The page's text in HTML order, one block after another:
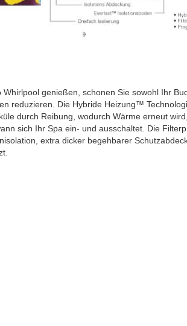
genießen, schonen Sie sowohl Ihr
reduzieren. Die Hybride Heizung™
durch Reibung, wodurch Wärme erneut
sich Ihr Spa ein- und ausschaltet. Die
extra dicker begehbarer